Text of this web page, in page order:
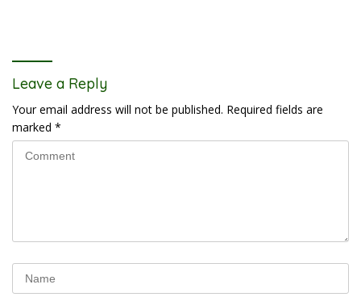
Leave a Reply
Your email address will not be published. Required fields are
marked *